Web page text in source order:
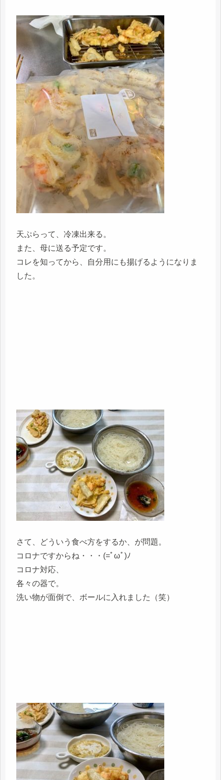
天ぷらって、冷凍出来る。
また、母に送る予定です。
コレを知ってから、自分用にも揚げるようになりま
した。
さて、どういう食べ方をするか、が問題。
コロナですからね・・・(=ﾟωﾟ)ﾉ
コロナ対応、
各々の器で。
洗い物が面倒で、ボールに入れました（笑）